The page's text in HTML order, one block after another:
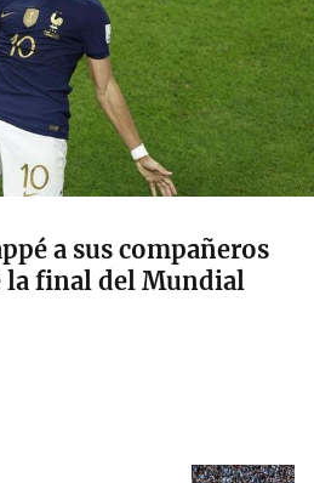
a sus compañeros
la final del Mundial